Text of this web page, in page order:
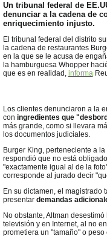
Un tribunal federal de
denunciar a la cadena de
enriquecimiento injusto.
El tribunal federal del distrito
la cadena de restaurantes
en la que se le acusa de
la hamburguesa Whopper
que es en realidad, informa
Los clientes denunciaron a la
con ingredientes que
más grande, como si llevara
los documentos judiciales.
Burger King, perteneciente a
respondió que no está
"exactamente igual al de la
corresponde al jurado decir
En su dictamen, el magistrado
presentar demandas
No obstante, Altman
televisión y en Internet, al no
prometiera un "tamaño" o